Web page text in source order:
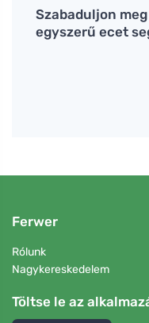
Szabaduljon
egyszerű ecet
Ferwer
Rólunk
Nagykereskedelem
Töltse le az